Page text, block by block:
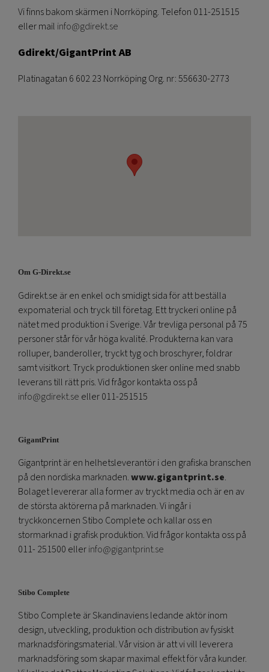
Vi finns bakom skärmen i Norrköping. Telefon 011-251515
eller mail info@gdirekt.se
Gdirekt/GigantPrint AB
Platinagatan 6 602 23 Norrköping Org. nr: 556630-2773
Om G-Direkt.se
Gdirekt.se är en enkel och smidigt sida för att beställa
expomaterial och tryck till företag. Ett tryckeri online på
nätet med produktion i Sverige. Vår trevliga personal på 75
personer står för vår höga kvalité. Produkterna kan vara
rolluper, banderoller, tryckt tyg och broschyrer, foldrar
samt visitkort. Tryck produktionen sker online med snabb
leverans till rätt pris. Vid frågor kontakta oss på
info@gdirekt.se eller 011-251515
GigantPrint
Gigantprint är en helhetsleverantör i den grafiska branschen
på den nordiska marknaden.www.gigantprint.se.
Bolaget levererar alla former av tryckt media och är en av
de största aktörerna på marknaden. Vi ingår i
tryckkoncernen Stibo Complete och kallar oss en
stormarknad i grafisk produktion. Vid frågor kontakta oss på
011- 251500 ellerinfo@gigantprint.se
Stibo Complete
Stibo Complete är Skandinaviens ledande aktör inom
design, utveckling, produktion och distribution av fysiskt
marknadsföringsmaterial. Vår vision är att vi vill leverera
marknadsföring som skapar maximal effekt för våra kunder.